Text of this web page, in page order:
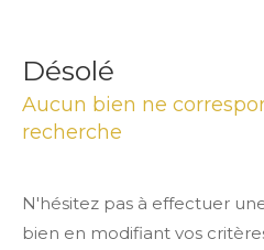
Désolé
Aucun bien ne
recherche
N'hésitez pas à effectuer
bien en modifiant vos